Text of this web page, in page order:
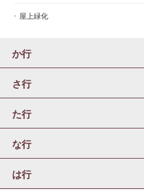
屋上緑化
か行
さ行
た行
な行
は行